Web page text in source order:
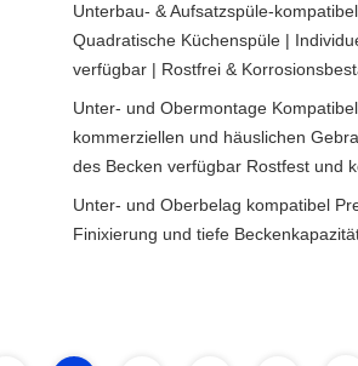
Unterbau- & Aufsatzspüle-
Quadratische Küchenspüle |
verfügbar | Rostfrei &
Unter- und Obermontage
kommerziellen und häuslichen
des Becken verfügbar Rostfest und
Unter- und Oberbelag kompatibel
Finixierung und tiefe